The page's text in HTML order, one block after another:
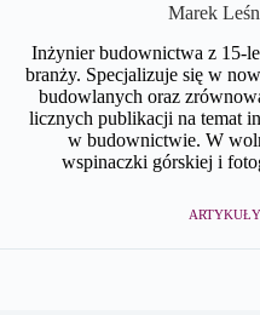
Marek
Inżynier budownictwa z 15-
branży. Specjalizuje się w
budowlanych oraz
licznych publikacji na temat
w budownictwie. W
wspinaczki górskiej i